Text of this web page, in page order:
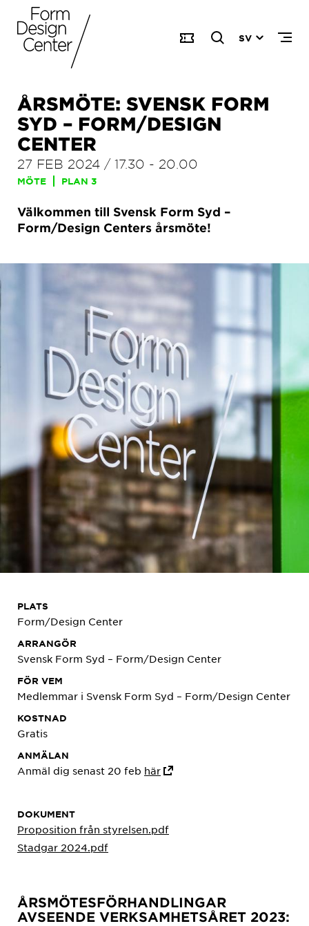
SV
ÅRSMÖTE: SVENSK FORM
SYD – FORM/DESIGN
CENTER
27 FEB 2024 / 17.30 - 20.00
MÖTE PLAN 3
Välkommen till Svensk Form Syd –
Form/Design Centers årsmöte!
ÅRSMÖTESFÖRHANDLINGAR
AVSEENDE VERKSAMHETSÅRET 2023:
PLATS
Form/Design Center
ARRANGÖR
Svensk Form Syd – Form/Design Center
FÖR VEM
Medlemmar i Svensk Form Syd – Form/Design Center
KOSTNAD
Gratis
ANMÄLAN
Anmäl dig senast 20 feb här
DOKUMENT
Proposition från styrelsen.pdf
Stadgar 2024.pdf